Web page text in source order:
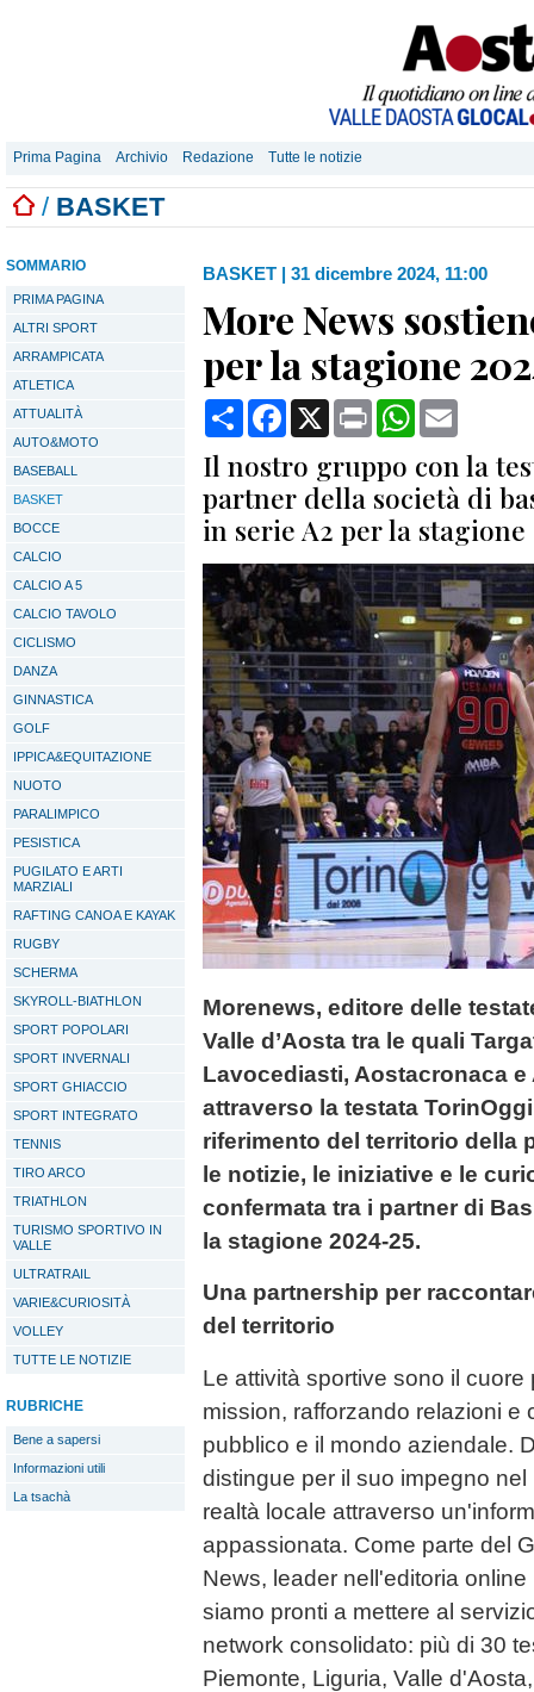
Prima Pagina Archivio Redazione Tutte le notizie
/ BASKET
SOMMARIO
PRIMA PAGINA
ALTRI SPORT
ARRAMPICATA
ATLETICA
ATTUALITÀ
AUTO&MOTO
BASEBALL
BASKET
BOCCE
CALCIO
CALCIO A 5
CALCIO TAVOLO
CICLISMO
DANZA
GINNASTICA
GOLF
IPPICA&EQUITAZIONE
NUOTO
PARALIMPICO
PESISTICA
PUGILATO E ARTI
MARZIALI
RAFTING CANOA E KAYAK
RUGBY
SCHERMA
SKYROLL-BIATHLON
SPORT POPOLARI
SPORT INVERNALI
SPORT GHIACCIO
SPORT INTEGRATO
TENNIS
TIRO ARCO
TRIATHLON
TURISMO SPORTIVO IN
VALLE
ULTRATRAIL
VARIE&CURIOSITÀ
VOLLEY
TUTTE LE NOTIZIE
RUBRICHE
Bene a sapersi
Informazioni utili
La tsachà
BASKET | 31 dicembre 2024, 11:00
More News
per la stagione
CondividiFacebook
X Print WhatsApp
Il nostro gruppo con la
partner della società di
in serie A2 per la stagione
Morenews, editore delle
Valle d’Aosta tra le quali
Lavocediasti, Aostacronaca
attraverso la testata
riferimento del territorio della
le notizie, le iniziative e le
confermata tra i partner di
la stagione 2024-25.
Una partnership per
del territorio
Le attività sportive sono il
mission, rafforzando relazioni e
pubblico e il mondo aziendale.
distingue per il suo impegno
realtà locale attraverso
appassionata. Come parte del
News, leader nell'editoria
siamo pronti a mettere al
network consolidato: più di 30
Piemonte, Liguria, Valle